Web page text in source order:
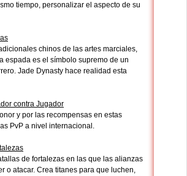
tiempo, personalizar el aspecto de su
chinos de las artes marciales,
espada es el símbolo supremo de un
Jade Dynasty hace realidad esta
contra Jugador
y por las recompensas en estas
PvP a nivel internacional.
de fortalezas en las que las alianzas
o atacar. Crea titanes para que luchen,